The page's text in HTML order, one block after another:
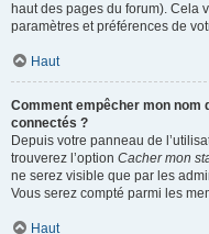
haut des pages du forum). Cela
paramètres et préférences de
Haut
Comment empêcher mon nom
connectés ?
Depuis votre panneau de
trouverez l’option Cacher mon
ne serez visible que par les
Vous serez compté parmi les
Haut